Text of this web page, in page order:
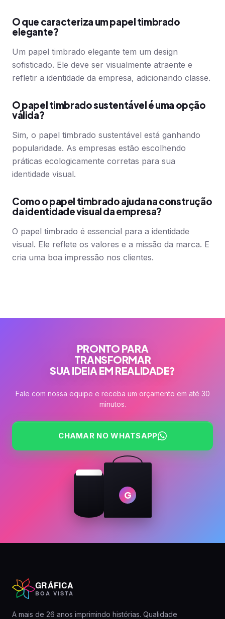
O que caracteriza um papel timbrado
elegante?
Um papel timbrado elegante tem um design
sofisticado. Ele deve ser visualmente atraente e
refletir a identidade da empresa, adicionando classe.
O papel timbrado sustentável é uma opção
válida?
Sim, o papel timbrado sustentável está ganhando
popularidade. As empresas estão escolhendo
práticas ecologicamente corretas para sua
identidade visual.
Como o papel timbrado ajuda na construção
da identidade visual da empresa?
O papel timbrado é essencial para a identidade
visual. Ele reflete os valores e a missão da marca. E
cria uma boa impressão nos clientes.
PRONTO PARA
TRANSFORMAR
SUA IDEIA EM REALIDADE?
Fale com nossa equipe e receba um orçamento em até 30
minutos.
CHAMAR NO WHATSAPP
G
GRÁFICA
BOA VISTA
A mais de 26 anos imprimindo histórias. Qualidade